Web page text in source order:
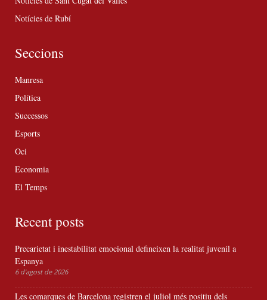
Notícies de Rubí
Seccions
Manresa
Política
Successos
Esports
Oci
Economia
El Temps
Recent posts
Precarietat i inestabilitat emocional defineixen la realitat juvenil a
Espanya
6 d'agost de 2026
Les comarques de Barcelona registren el juliol més positiu dels